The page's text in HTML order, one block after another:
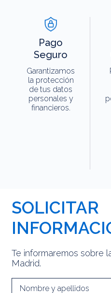
Pago
Seguro
Garantizamos
la protección
de tus datos
personales y
financieros.
SOLICITAR
Te informaremos sobre
Madrid.